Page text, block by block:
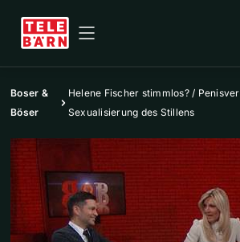
Boser &
Böser
Helene Fischer stimmlos? /
Sexualisierung des Stillens